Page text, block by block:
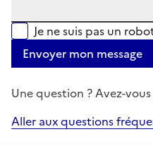
Je ne suis pas un
Envoyer mon message
Une question ? Avez-
Aller aux questions